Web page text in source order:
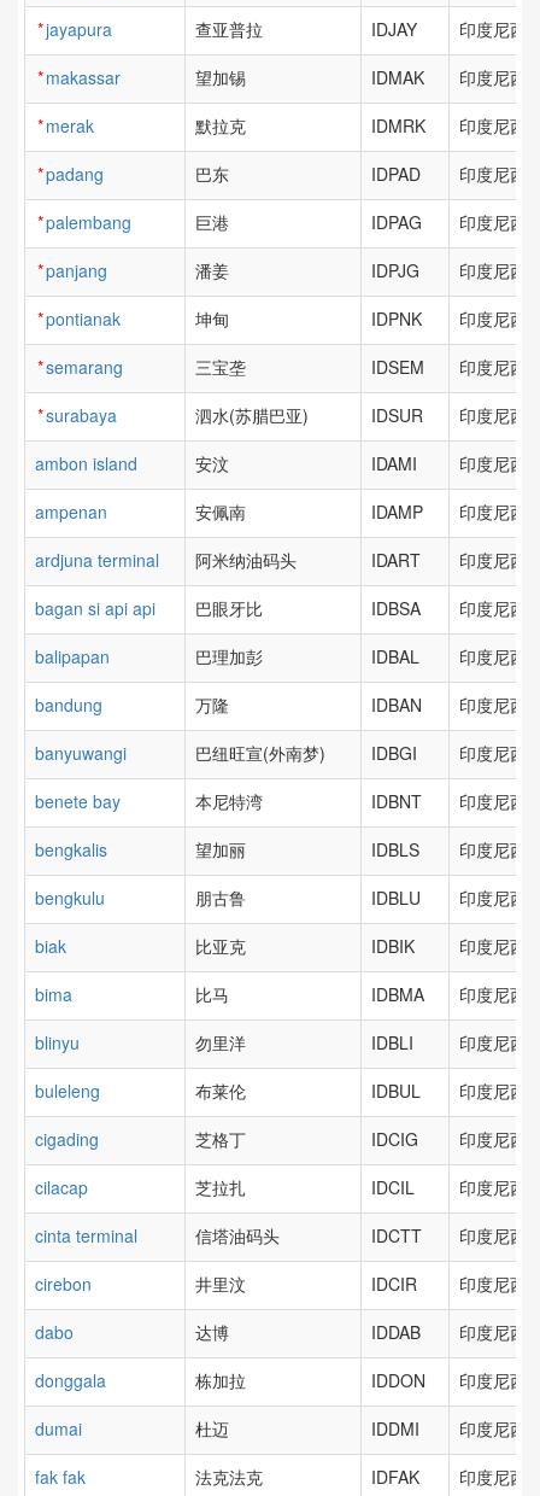
*jayapura 查亚普拉 IDJAY
印度尼西
*makassar 望加锡 IDMAK
印度尼西
*merak 默拉克 IDMRK
印度尼西
*padang 巴东 IDPAD
印度尼西
*palembang 巨港 IDPAG
印度尼西
*panjang 潘姜 IDPJG
印度尼西
*pontianak 坤甸 IDPNK
印度尼西
*semarang 三宝垄 IDSEM
印度尼西
*surabaya 泗水(苏腊巴亚) IDSUR
印度尼西
ambon island
安汶 IDAMI
印度尼西
ampenan
安佩南 IDAMP
印度尼西
ardjuna terminal
阿米纳油码头 IDART
印度尼西
bagan si api api
巴眼牙比 IDBSA
印度尼西
balipapan
巴理加彭 IDBAL
印度尼西
bandung
万隆 IDBAN
印度尼西
banyuwangi
巴纽旺宣(外南梦) IDBGI
印度尼西
benete bay
本尼特湾 IDBNT
印度尼西
bengkalis
望加丽 IDBLS
印度尼西
bengkulu
朋古鲁 IDBLU
印度尼西
biak
比亚克 IDBIK
印度尼西
bima
比马 IDBMA
印度尼西
blinyu
勿里洋 IDBLI
印度尼西
buleleng
布莱伦 IDBUL
印度尼西
cigading
芝格丁 IDCIG
印度尼西
cilacap
芝拉扎 IDCIL
印度尼西
cinta terminal
信塔油码头 IDCTT
印度尼西
cirebon
井里汶 IDCIR
印度尼西
dabo
达博 IDDAB
印度尼西
donggala
栋加拉 IDDON
印度尼西
dumai
杜迈 IDDMI
印度尼西
fak fak
法克法克 IDFAK
印度尼西